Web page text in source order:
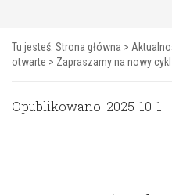
Tu jesteś: Strona główna >
otwarte > Zapraszamy na nowy
Opublikowano: 2025-10-1